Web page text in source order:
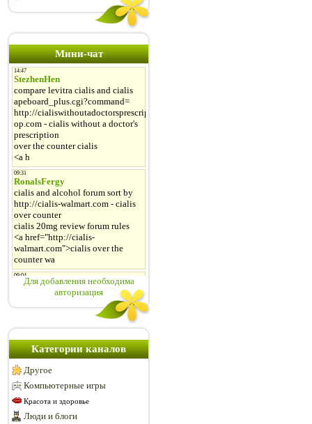
Мини-чат
Для добавления необходима
авторизация
Категории каналов
Другое
Компьютерные игры
Красота и здоровье
Люди и блоги